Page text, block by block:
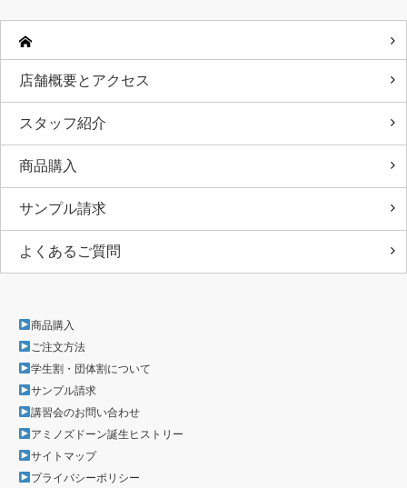
店舗概要とアクセス
スタッフ紹介
商品購入
サンプル請求
よくあるご質問
商品購入
ご注文方法
学生割・団体割について
サンプル請求
講習会のお問い合わせ
アミノズドーン誕生ヒストリー
サイトマップ
プライバシーポリシー